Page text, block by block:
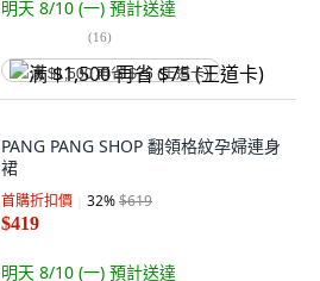
明天 8/10 (一) 預計送達
(16)
满 $1,500 再省 $75 (王道卡)
PANG PANG SHOP 翻領格紋孕婦連身
裙
首購折扣價 32%$619
$419
明天 8/10 (一) 預計送達